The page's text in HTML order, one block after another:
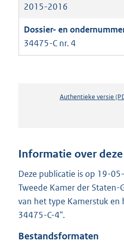
2015-2016
34475-C nr. 4
Authentieke versie
Informatie over
Deze publicatie is op 19-
Tweede Kamer der Staten-
van het type Kamerstuk
34475-C-4".
Bestandsformaten